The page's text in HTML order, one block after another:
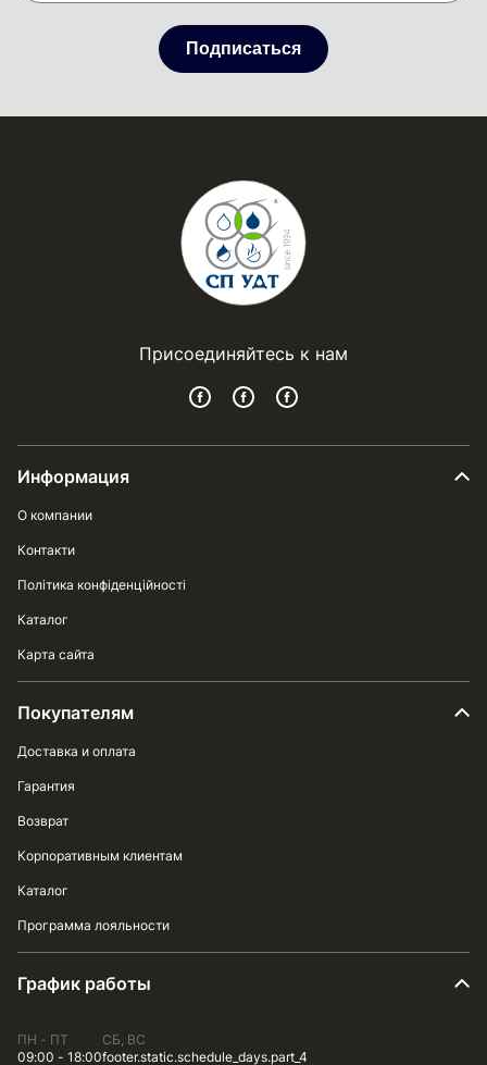
Подписаться
Присоединяйтесь к нам
Информация
О компании
Контакти
Політика конфіденційності
Каталог
Карта сайта
Покупателям
Доставка и оплата
Гарантия
Возврат
Корпоративным клиентам
Каталог
Программа лояльности
График работы
ПН - ПТ
09:00 - 18:00
СБ, ВС
footer.static.schedule_days.part_4